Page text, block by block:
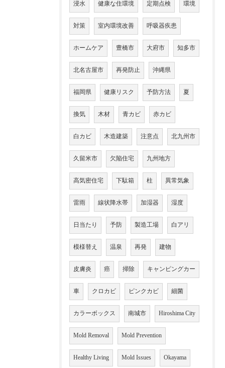
浸水 健康な住環境 定期点検 環境
対策 室内環境改善 呼吸器疾患
ホームケア 豊橋市 大府市 知多市
北名古屋市 再発防止 沖縄県
福岡県 健康リスク 予防方法 夏
換気 木材 青カビ 赤カビ
白カビ 木造建築 注意点 北九州市
久留米市 欠陥住宅 九州地方
高気密住宅 下駄箱 柱 異常気象
雷雨 線状降水帯 加湿器 湿度
日当たり 予防 製造工場 白アリ
模様替え 温泉 再発 建物
皮膚炎 癌 掃除 キャンピングカー
車 クロカビ ピンクカビ 細菌
カラーボックス 南城市 Hiroshima City
Mold Removal Mold Prevention
Healthy Living Mold Issues Okayama